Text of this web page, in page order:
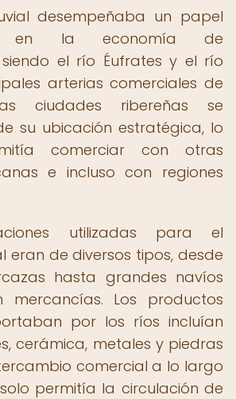
desempeñaba un papel
en la economía de
siendo el río Éufrates y el río
arterias comerciales de
ciudades ribereñas se
su ubicación estratégica, lo
comerciar con otras
e incluso con regiones
utilizadas para el
eran de diversos tipos, desde
hasta grandes navíos
mercancías. Los productos
por los ríos incluían
cerámica, metales y piedras
comercial a lo largo
permitía la circulación de